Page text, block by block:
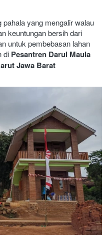
yang mengalir walau
keuntungan bersih dari
untuk pembebasan lahan
di Pesantren Darul Maula
Jawa Barat